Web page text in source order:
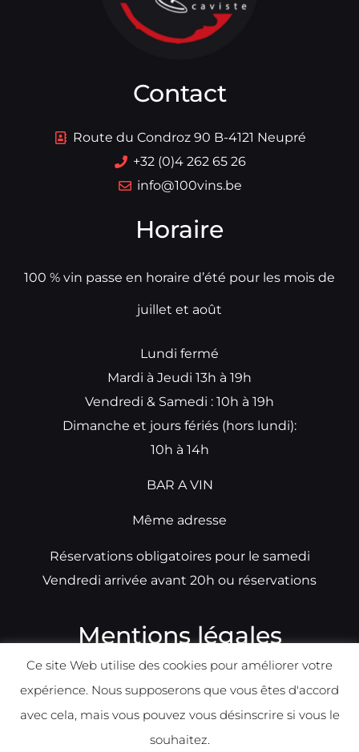
Contact
Route du Condroz 90 B-4121 Neupré
+32 (0)4 262 65 26
info@100vins.be
Horaire
100 % vin passe en horaire d’été pour les mois de
juillet et août
Lundi fermé
Mardi à Jeudi 13h à 19h
Vendredi & Samedi : 10h à 19h
Dimanche et jours fériés (hors lundi):
10h à 14h
BAR A VIN
Même adresse
Réservations obligatoires pour le samedi
Vendredi arrivée avant 20h ou réservations
Mentions légales
Ce site Web utilise des cookies pour améliorer votre
expérience. Nous supposerons que vous êtes d'accord
avec cela, mais vous pouvez vous désinscrire si vous le
souhaitez.